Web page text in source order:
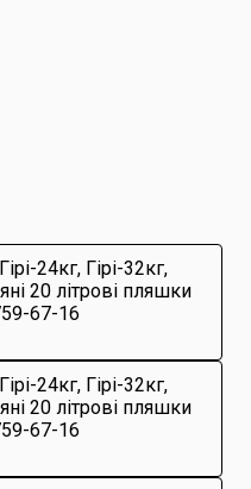
24кг, Гірі-32кг,
20 літрові пляшки
67-16
24кг, Гірі-32кг,
20 літрові пляшки
67-16